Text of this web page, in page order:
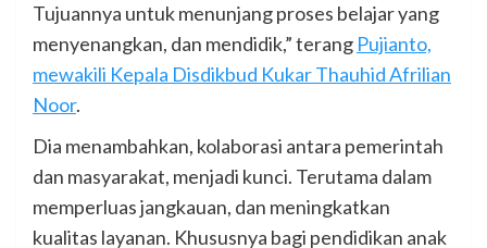
Tujuannya untuk menunjang proses belajar yang
menyenangkan, dan mendidik,” terang Pujianto,
mewakili Kepala Disdikbud Kukar Thauhid Afrilian
Noor.
Dia menambahkan, kolaborasi antara pemerintah
dan masyarakat, menjadi kunci. Terutama dalam
memperluas jangkauan, dan meningkatkan
kualitas layanan. Khususnya bagi pendidikan anak